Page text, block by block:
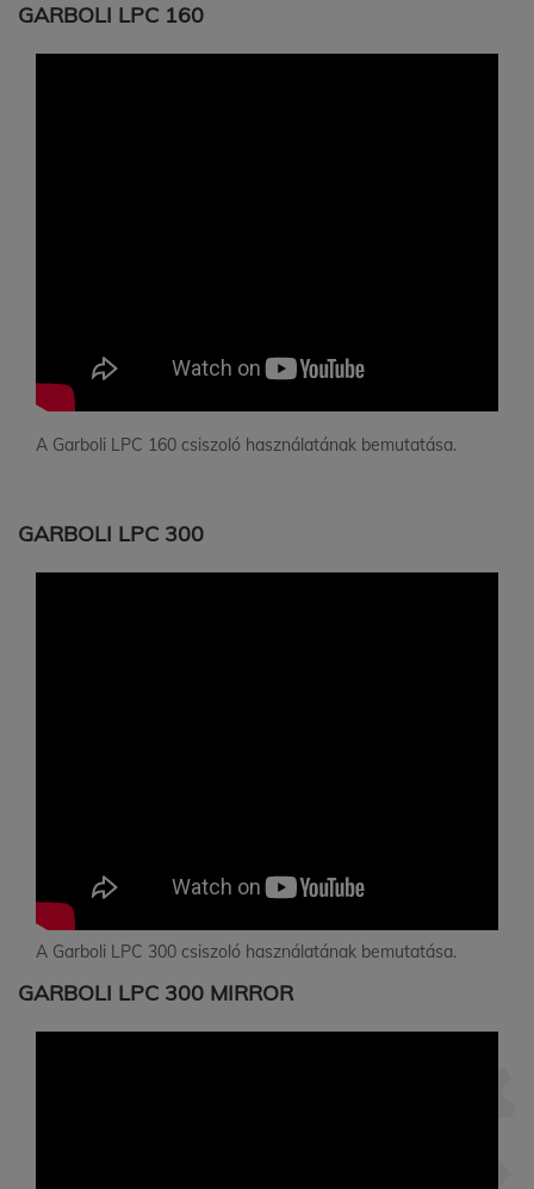
GARBOLI LPC 160
A Garboli LPC 160 csiszoló használatának bemutatása.
GARBOLI LPC 300
A Garboli LPC 300 csiszoló használatának bemutatása.
GARBOLI LPC 300 MIRROR